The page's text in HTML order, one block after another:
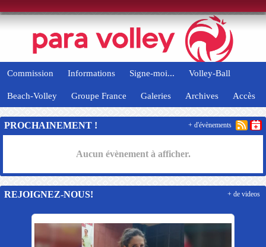
Commission Informations Signe-moi... Volley-Ball
Beach-Volley Groupe France Galeries Archives Accès
PROCHAINEMENT !
Aucun évènement à afficher.
+ d'évènements
REJOIGNEZ-NOUS! + de videos